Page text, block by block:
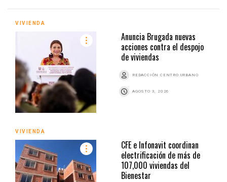
VIVIENDA
Anuncia Brugada nuevas
acciones contra el despojo
de viviendas
REDACCIÓN CENTRO URBANO
AGOSTO 3, 2026
VIVIENDA
CFE e Infonavit coordinan
electrificación de más de
107,000 viviendas del
Bienestar